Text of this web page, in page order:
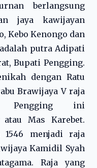
berlangsung
jaya kawijayan
Kebo Kenongo dan
putra Adipati
Bupati Pengging.
dengan Ratu
Brawijaya V raja
Pengging ini
Mas Karebet.
menjadi raja
Kamidil Syah
Raja yang